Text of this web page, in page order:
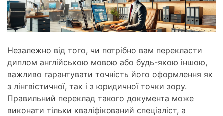
Незалежно від того, чи потрібно вам перекласти
диплом англійською мовою або будь-якою іншою,
важливо гарантувати точність його оформлення як
з лінгвістичної, так і з юридичної точки зору.
Правильний переклад такого документа може
виконати тільки кваліфікований спеціаліст, а